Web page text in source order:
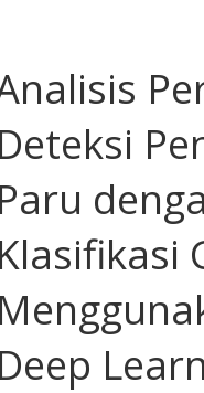
Deteksi
Paru
Klasifikasi
Deep